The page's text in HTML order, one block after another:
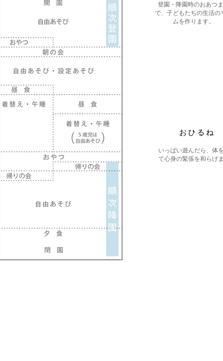
登園・降園時のおあつ
で、子どもたちの生活の
ムを作ります。
おひるね
いっぱい遊んだら、体
て心身の緊張を和らげ